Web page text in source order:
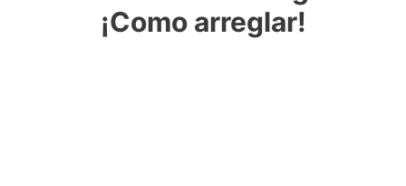
¡Como arreglar!